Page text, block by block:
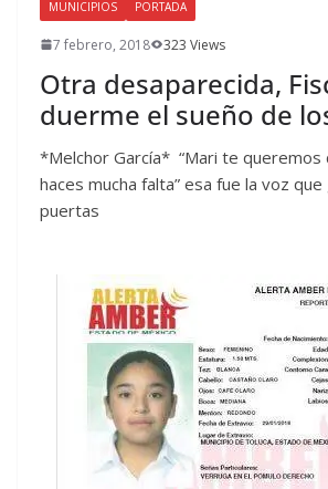
MUNICIPIOS PORTADA
7 febrero, 2018 323 Views
Otra desaparecida,
duerme el sueño de
*Melchor García* “Mari te
haces mucha falta” esa fue la voz
puertas